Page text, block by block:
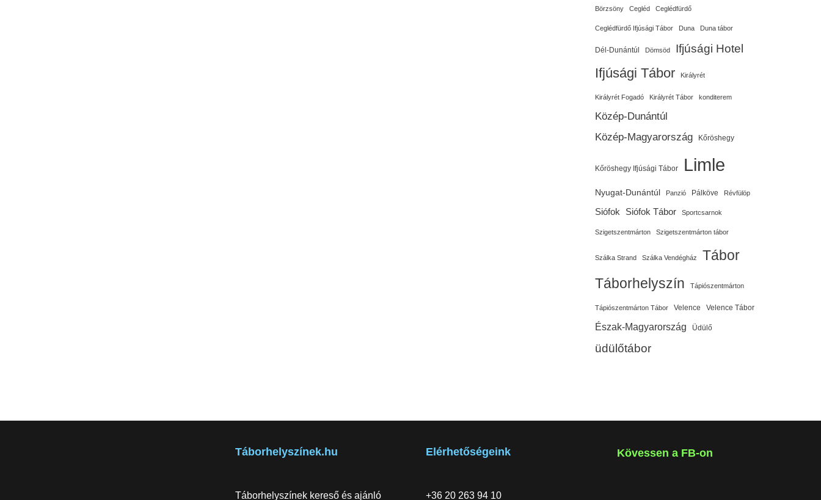
Börzsöny Cegléd Ceglédfürdő
Ceglédfürdő Ifjúsági Tábor Duna Duna tábor
Dél-Dunántúl Dömsöd Ifjúsági Hotel
Ifjúsági Tábor Királyrét
Királyrét Fogadó Királyrét Tábor konditerem
Közép-Dunántúl
Közép-Magyarország
Kőröshegy
Kőröshegy Ifjúsági Tábor Limle
Nyugat-Dunántúl Panzió Pálköve Révfülöp
Siófok Siófok Tábor Sportcsarnok
Szigetszentmárton Szigetszentmárton tábor
Szálka Strand Szálka Vendégház
Tábor
Táborhelyszín
Tápiószentmárton
Tápiószentmárton Tábor Velence Velence Tábor
Észak-Magyarország Üdülő
üdülőtábor
Táborhelyszínek.hu
Táborhelyszínek kereső és ajánló
Elérhetőségeink
+36 20 263 94 10
Kövessen a FB-on